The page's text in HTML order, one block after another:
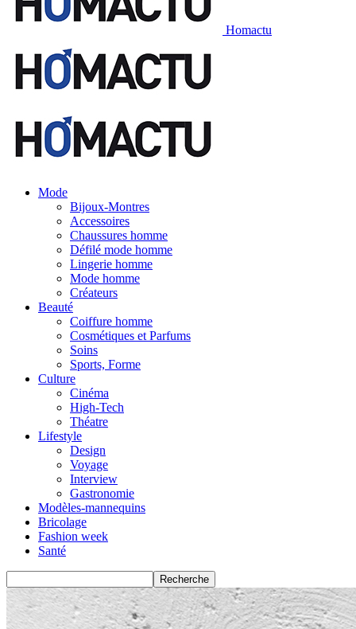
Homactu
Mode
Bijoux-Montres
Accessoires
Chaussures homme
Défilé mode homme
Lingerie homme
Mode homme
Créateurs
Beauté
Coiffure homme
Cosmétiques et Parfums
Soins
Sports, Forme
Culture
Cinéma
High-Tech
Théatre
Lifestyle
Design
Voyage
Interview
Gastronomie
Modèles-mannequins
Bricolage
Fashion week
Santé